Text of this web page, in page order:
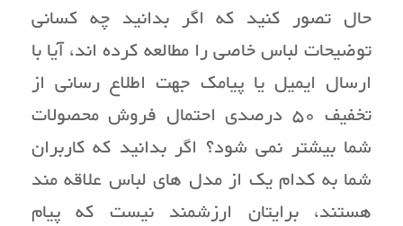
حال تصور کنید که اگر بدانید چه کسانی
توضیحات لباس خاصی را مطالعه کرده اند، آیا با
ارسال ایمیل یا پیامک جهت اطلاع رسانی از
تخفیف 50 درصدی احتمال فروش محصولات
شما بیشتر نمی شود؟ اگر بدانید که کاربران
شما به کدام یک از مدل های لباس علاقه مند
هستند، برایتان ارزشمند نیست که پیام